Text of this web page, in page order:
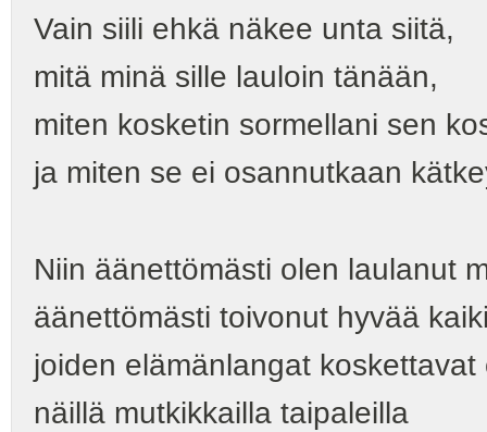
Vain siili ehkä näkee unta siitä,
mitä minä sille lauloin tänään,
miten kosketin sormellani sen
ja miten se ei osannutkaan
Niin äänettömästi olen laulanut
äänettömästi toivonut hyvää
joiden elämänlangat koskettavat
näillä mutkikkailla taipaleilla